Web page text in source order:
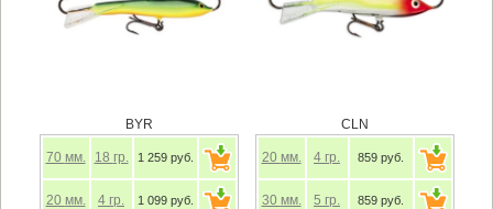
BYR
70 мм. 18 гр. 1 259 руб.
20 мм. 4 гр. 1 099 руб.
CLN
20 мм. 4 гр. 859 руб.
30 мм. 5 гр. 859 руб.